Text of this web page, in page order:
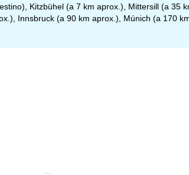
Kitzbühel (a 7 km aprox.), Mittersill (a 35
Innsbruck (a 90 km aprox.), Múnich (a 170